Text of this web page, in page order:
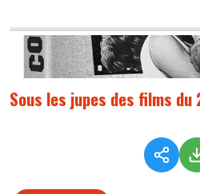
Sous les jupes des films du